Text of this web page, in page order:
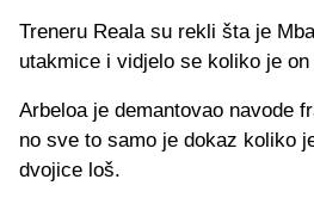
Treneru Reala su rekli šta je
utakmice i vidjelo se koliko je
Arbeloa je demantovao navode
no sve to samo je dokaz koliko
dvojice loš.